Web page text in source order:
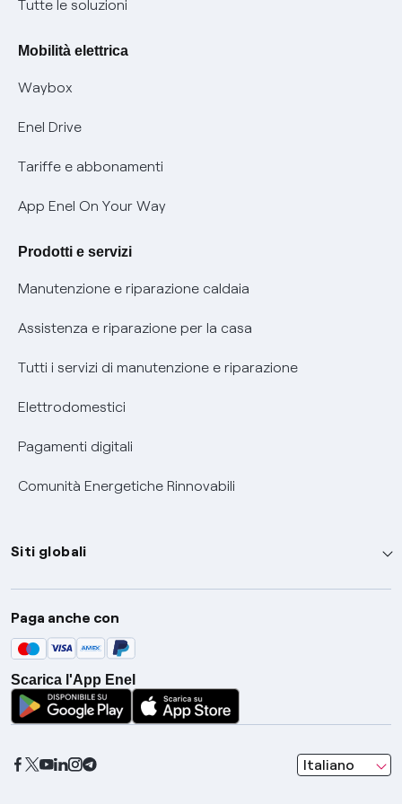
Nuove regole europee per la protezione dei dati
Offerte Placet non vulnerabili
Offerta Tutela Vulnerabilità Gas
Mobilità Elettrica
Phishing e truffe online
Verifica chi ti ha chiamato
Informativa RAEE
Tutte le soluzioni
Mobilità elettrica
Waybox
Enel Drive
Tariffe e abbonamenti
App Enel On Your Way
Prodotti e servizi
Manutenzione e riparazione caldaia
Assistenza e riparazione per la casa
Tutti i servizi di manutenzione e riparazione
Elettrodomestici
Pagamenti digitali
Comunità Energetiche Rinnovabili
Siti globali
Enel Group
Enel Green Power
Global Trading
Global Procurement
Gridspertise
Paga anche con
Scarica l'App Enel
Italiano
seleziona una